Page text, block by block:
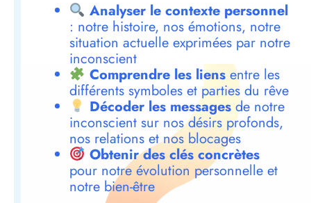
Analyser le contexte personnel
: notre histoire, nos émotions, notre
situation actuelle exprimées par notre
inconscient
Comprendre les liensentre les
différents symboles et parties du rêve
Décoder les messagesde notre
inconscient sur nos désirs profonds,
nos relations et nos blocages
Obtenir des clés concrètes
pour notre évolution personnelle et
notre bien-être